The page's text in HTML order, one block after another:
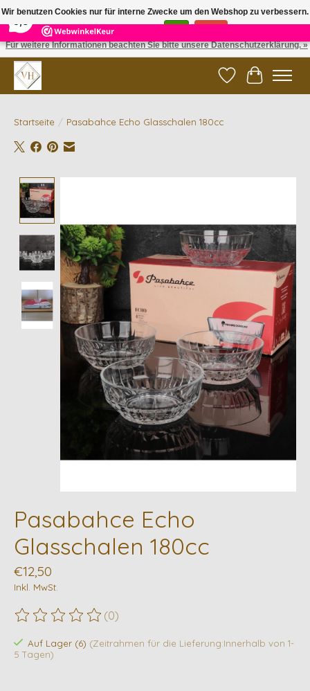
5 Reviews ×
✓ Gratis verzending vanaf €200 | ✓ 14 dagen retourneren
Wunschzettel
Ihr
Startseite / Pasabahce Echo Glasschalen 180cc
Pasabahce Echo
Glasschalen 180cc
€12,50
Inkl. MwSt.
Die Bewertung dieses Produkts ist
(0)
Auf Lager (6) (Zeitrahmen für die Lieferung:Innerhalb von 1-
5 Tagen)
Wir benutzen Cookies nur für interne Zwecke um den Webshop zu verbessern.
Ist das in Ordnung?
Für weitere Informationen beachten Sie bitte unsere Datenschutzerklärung. »